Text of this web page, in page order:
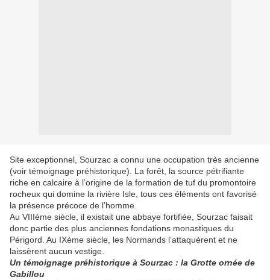
Site exceptionnel, Sourzac a connu une occupation très ancienne
(voir témoignage préhistorique). La forêt, la source pétrifiante
riche en calcaire à l’origine de la formation de tuf du promontoire
rocheux qui domine la rivière Isle, tous ces éléments ont favorisé
la présence précoce de l’homme.
Au VIIIème siècle, il existait une abbaye fortifiée, Sourzac faisait
donc partie des plus anciennes fondations monastiques du
Périgord. Au IXème siècle, les Normands l’attaquèrent et ne
laissèrent aucun vestige.
Un témoignage préhistorique à Sourzac : la Grotte ornée de
Gabillou